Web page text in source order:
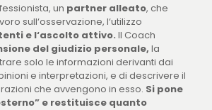
un partner alleato, che
sull‘osservazione, l‘utilizzo
e l‘ascolto attivo. Il Coach
del giudizio personale, la
solo le informazioni derivanti dai
e interpretazioni, e di descrivere il
che avvengono in esso. Si pone
e restituisce quanto